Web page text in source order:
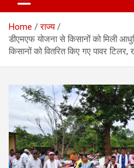
Home
राज्य
डीएमएफ योजना से किसानों को मिली
किसानों को वितरित किए गए पावर